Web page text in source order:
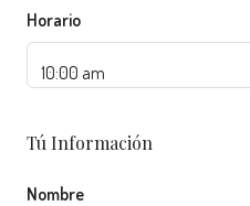
Horario
Tú Información
Nombre